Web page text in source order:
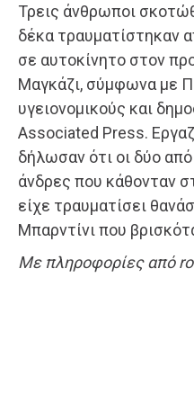
Τρεις άνθρωποι
δέκα τραυματίστηκαν
σε αυτοκίνητο στον
Μαγκάζι, σύμφωνα με
υγειονομικούς και
Associated Press.
δήλωσαν ότι οι δύο
άνδρες που κάθονταν
είχε τραυματίσει
Μπαρντίνι που
Με πληροφορίες από